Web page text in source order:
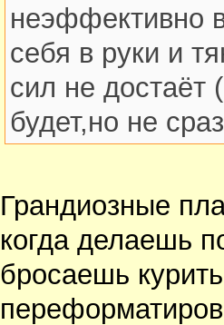
неэффективно
себя в руки и
сил не
будет,но не
Грандиозные
когда делаешь
бросаешь